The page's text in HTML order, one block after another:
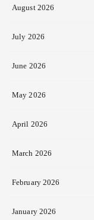
August 2026
July 2026
June 2026
May 2026
April 2026
March 2026
February 2026
January 2026